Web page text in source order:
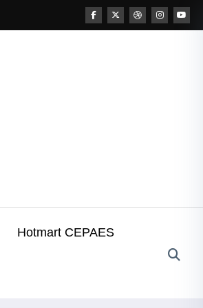
Hotmart CEPAES